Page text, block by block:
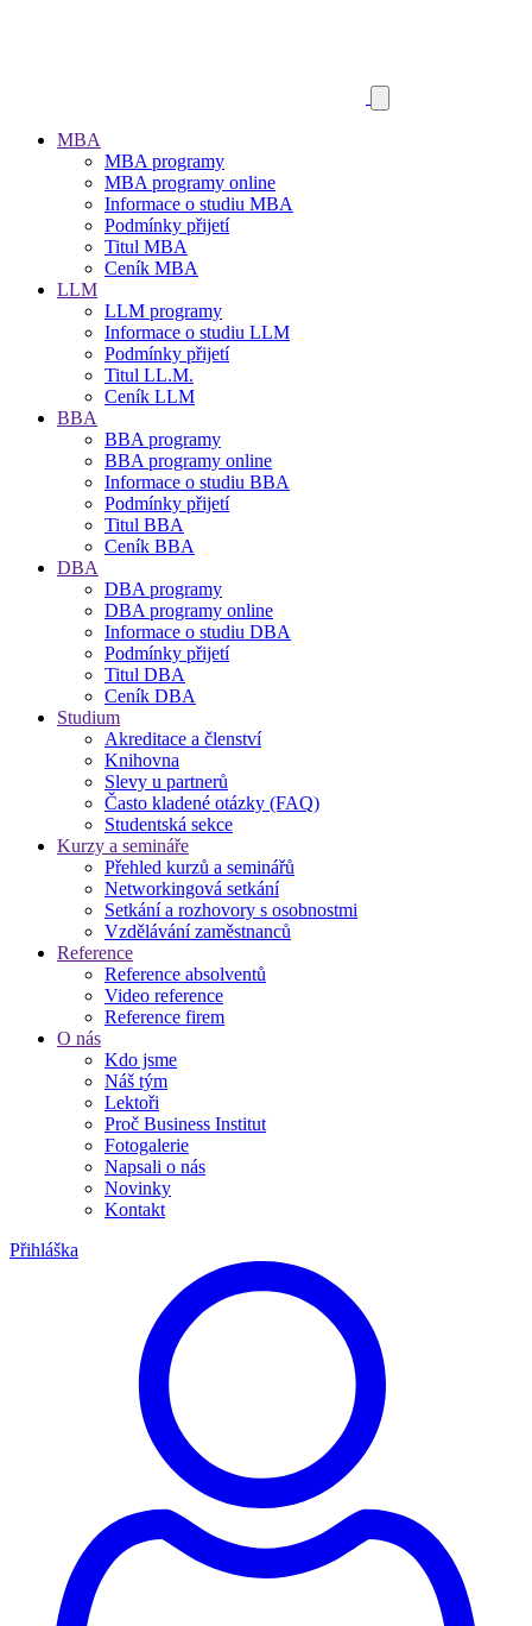
MBA
MBA programy
MBA programy online
Informace o studiu MBA
Podmínky přijetí
Titul MBA
Ceník MBA
LLM
LLM programy
Informace o studiu LLM
Podmínky přijetí
Titul LL.M.
Ceník LLM
BBA
BBA programy
BBA programy online
Informace o studiu BBA
Podmínky přijetí
Titul BBA
Ceník BBA
DBA
DBA programy
DBA programy online
Informace o studiu DBA
Podmínky přijetí
Titul DBA
Ceník DBA
Studium
Akreditace a členství
Knihovna
Slevy u partnerů
Často kladené otázky (FAQ)
Studentská sekce
Kurzy a semináře
Přehled kurzů a seminářů
Networkingová setkání
Setkání a rozhovory s osobnostmi
Vzdělávání zaměstnanců
Reference
Reference absolventů
Video reference
Reference firem
O nás
Kdo jsme
Náš tým
Lektoři
Proč Business Institut
Fotogalerie
Napsali o nás
Novinky
Kontakt
Přihláška